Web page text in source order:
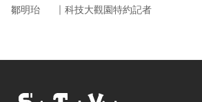
鄒明珆 ｜ 科技大觀園特約記者